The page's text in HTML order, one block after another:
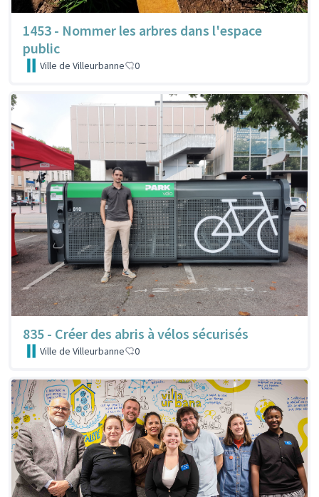
1453 - Nommer les arbres dans l'espace
public
Ville de Villeurbanne 0
835 - Créer des abris à vélos sécurisés
Ville de Villeurbanne 0